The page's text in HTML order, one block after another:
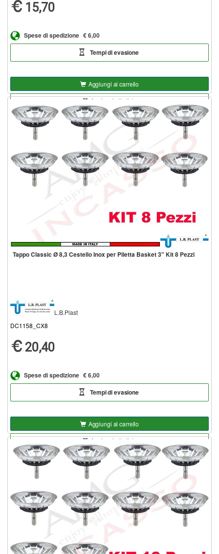
15,70
Spese di spedizione € 6,00
Tempi di evasione
Aggiungi al carrello
Aggiungi alla lista
Tappo Classic Ø 8,3 Cestello Inox per Piletta Basket 3" Kit 8 Pezzi
L.B.Plast
DC1158_CX8
20,40
Spese di spedizione € 6,00
Tempi di evasione
Aggiungi al carrello
Aggiungi alla lista